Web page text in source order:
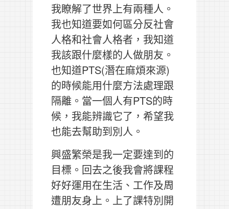
我瞭解了世界上有兩種人。
我也知道要如何區分反社會
人格和社會人格者，我知道
我該跟什麼樣的人做朋友。
也知道PTS(潛在麻煩來源)
的時候能用什麼方法處理跟
隔離。當一個人有PTS的時
候，我能辨識它了，希望我
也能去幫助到別人。
興盛繁榮是我一定要達到的
目標。回去之後我會將課程
好好運用在生活、工作及周
遭朋友身上。上了課特別開